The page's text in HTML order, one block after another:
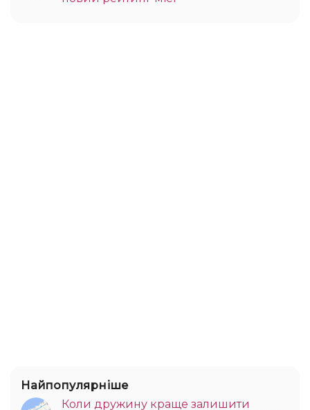
Найпопулярніше
Коли дружину краще залишити